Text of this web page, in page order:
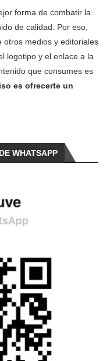
forma de combatir la
de calidad. Por eso,
otros medios y editoriales
logotipo y el enlace a la
que consumes es
es ofrecerte un
WHATSAPP